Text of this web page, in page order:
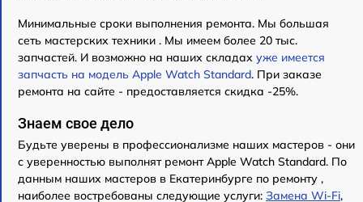
Минимальные сроки выполнения ремонта. Мы большая
сеть мастерских техники . Мы имеем более 20 тыс.
запчастей. И возможно на наших складах уже имеется
запчасть на модель Apple Watch Standard. При заказе
ремонта на сайте - предоставляется скидка -25%.
Знаем свое дело
Будьте уверены в профессионализме наших мастеров - они
с уверенностью выполнят ремонт Apple Watch Standard. По
данным наших мастеров в Екатеринбурге по ремонту ,
наиболее востребованы следующие услуги: Замена Wi-Fi,